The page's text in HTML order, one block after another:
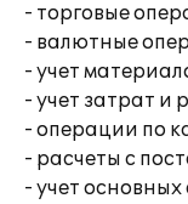
- торговые
- валютные
- учет
- учет затрат и
- операции по
- расчеты с
- учет